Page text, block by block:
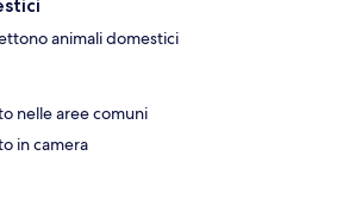
animali domestici
nelle aree comuni
in camera